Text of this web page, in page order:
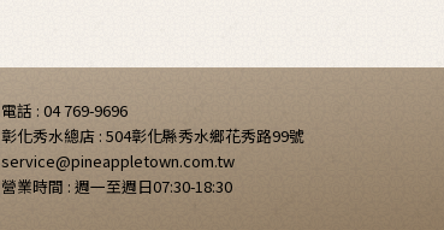
電話 : 04 769-9696
彰化秀水總店 : 504彰化縣秀水鄉花秀路99號
service@pineappletown.com.tw
營業時間 : 週一至週日07:30-18:30